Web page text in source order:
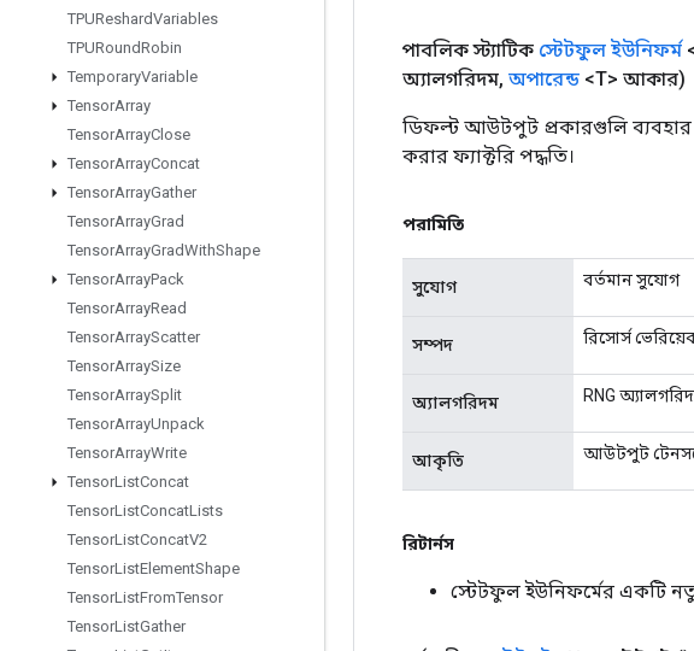
TPUReshardVariables
TPURoundRobin
TemporaryVariable
TensorArray
TensorArrayClose
TensorArrayConcat
TensorArrayGather
TensorArrayGrad
TensorArrayGradWithShape
TensorArrayPack
TensorArrayRead
TensorArrayScatter
TensorArraySize
TensorArraySplit
TensorArrayUnpack
TensorArrayWrite
TensorListConcat
TensorListConcatLists
TensorListConcatV2
TensorListElementShape
TensorListFromTensor
TensorListGather
পাবলিক স্ট্যাটিক স্টেটফুল ইউনিফর্ম
অ্যালগরিদম, অপারেন্ড <T> আকার)
ডিফল্ট আউটপুট প্রকারগুলি
করার ফ্যাক্টরি পদ্ধতি।
পরামিতি
সুযোগ বর্তমান সুযোগ
সম্পদ রিসোর্স
অ্যালগরিদম RNG
আকৃতি আউটপুট
রিটার্নস
স্টেটফুল ইউনিফর্মের একটি